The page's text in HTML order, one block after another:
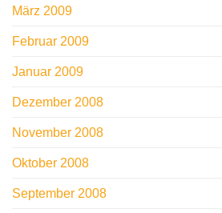
März 2009
Februar 2009
Januar 2009
Dezember 2008
November 2008
Oktober 2008
September 2008